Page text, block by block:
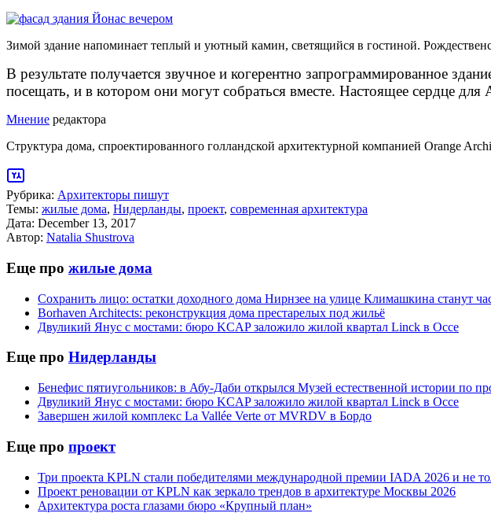
Зимой здание напоминает теплый и уютный камин, светящийся в гостиной.
В результате получается звучное и когерентно запрограммированное
посещать, и в котором они могут собраться вместе. Настоящее сердце для
Мнение редактора
Структура дома, спроектированного голландской архитектурной компанией Orange
Рубрика: Архитекторы пишут
Темы: жилые дома, Нидерланды, проект, современная архитектура
Дата: December 13, 2017
Автор: Natalia Shustrova
Еще про жилые дома
Сохранить лицо: остатки доходного дома Нирнзее на улице Климашкина станут
Borhaven Architects: реконструкция дома престарелых под жильё
Двуликий Янус с мостами: бюро KCAP заложило жилой квартал Linck в Оссе
Еще про Нидерланды
Бенефис пятиугольников: в Абу-Даби открылся Музей естественной истории по
Двуликий Янус с мостами: бюро KCAP заложило жилой квартал Linck в Оссе
Завершен жилой комплекс La Vallée Verte от MVRDV в Бордо
Еще про проект
Три проекта KPLN стали победителями международной премии IADA 2026 и не
Проект реновации от KPLN как зеркало трендов в архитектуре Москвы 2026
Архитектура роста глазами бюро «Крупный план»